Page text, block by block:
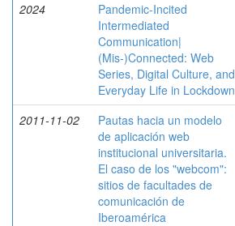
2024
Pandemic-Incited
Intermediated
Communication|
(Mis-)Connected: Web
Series, Digital Culture, and
Everyday Life in Lockdown
2011-11-02
Pautas hacia un modelo
de aplicación web
institucional universitaria.
El caso de los "webcom":
sitios de facultades de
comunicación de
Iberoamérica